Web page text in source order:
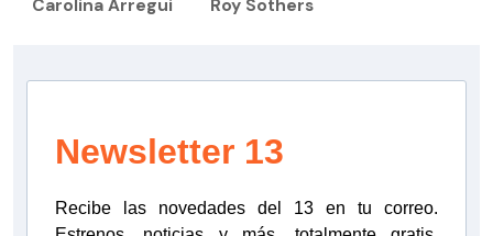
Carolina Arregui Roy Sothers
Newsletter 13
Recibe las novedades del 13 en tu correo.